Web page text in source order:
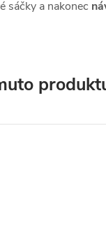
sáčky a nakonec